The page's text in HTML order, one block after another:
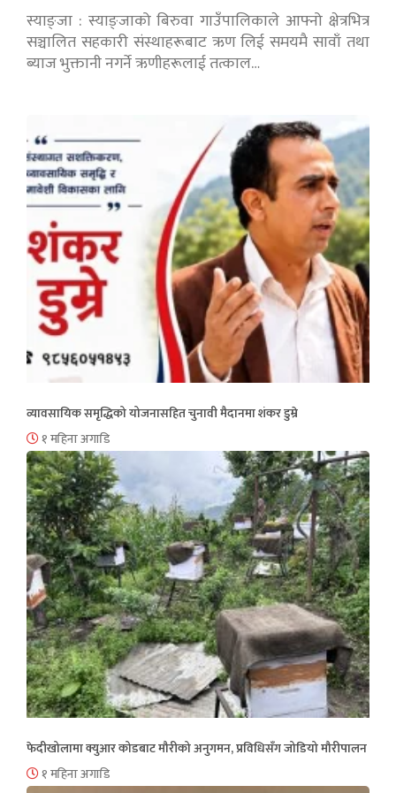
स्याङ्जा : स्याङ्जाको बिरुवा गाउँपालिकाले आफ्नो क्षेत्रभित्र
सञ्चालित सहकारी संस्थाहरूबाट ऋण लिई समयमै सावाँ तथा
ब्याज भुक्तानी नगर्ने ऋणीहरूलाई तत्काल…
व्यावसायिक समृद्धिको योजनासहित चुनावी मैदानमा शंकर डुम्रे
१ महिना अगाडि
फेदीखोलामा क्युआर कोडबाट मौरीको अनुगमन, प्रविधिसँग जोडियो मौरीपालन
१ महिना अगाडि